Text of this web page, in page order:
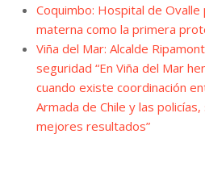
Coquimbo: Hospital de Ovalle
materna como la primera
Viña del Mar: Alcalde
seguridad “En Viña del Mar
cuando existe coordinación
Armada de Chile y las
mejores resultados”